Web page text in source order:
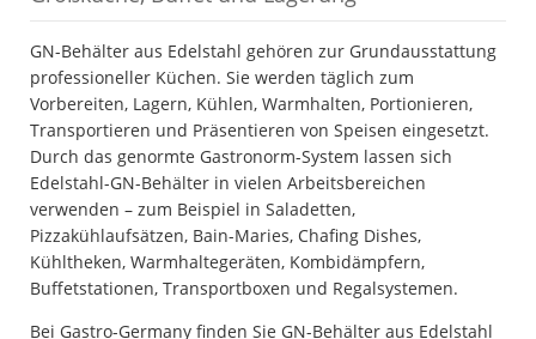
GN-Behälter aus Edelstahl gehören zur Grundausstattung
professioneller Küchen. Sie werden täglich zum
Vorbereiten, Lagern, Kühlen, Warmhalten, Portionieren,
Transportieren und Präsentieren von Speisen eingesetzt.
Durch das genormte Gastronorm-System lassen sich
Edelstahl-GN-Behälter in vielen Arbeitsbereichen
verwenden – zum Beispiel in Saladetten,
Pizzakühlaufsätzen, Bain-Maries, Chafing Dishes,
Kühltheken, Warmhaltegeräten, Kombidämpfern,
Buffetstationen, Transportboxen und Regalsystemen.
Bei Gastro-Germany finden Sie GN-Behälter aus Edelstahl